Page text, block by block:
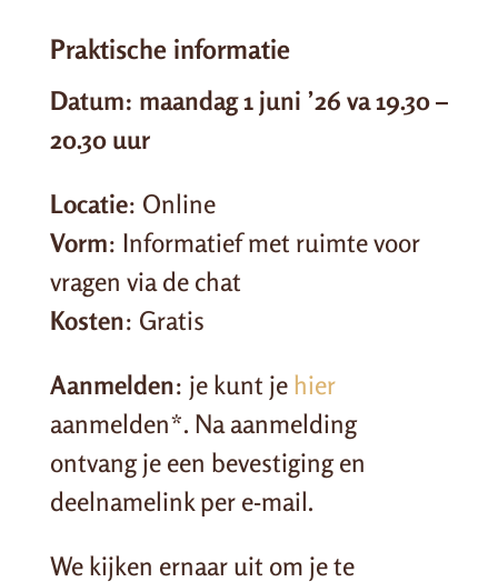
Praktische informatie
Datum: maandag 1 juni ’26 va 19.30 –
20.30 uur
Locatie: Online
Vorm: Informatief met ruimte voor
vragen via de chat
Kosten: Gratis
Aanmelden: je kunt jehier
aanmelden*. Na aanmelding
ontvang je een bevestiging en
deelnamelink per e-mail.
We kijken ernaar uit om je te